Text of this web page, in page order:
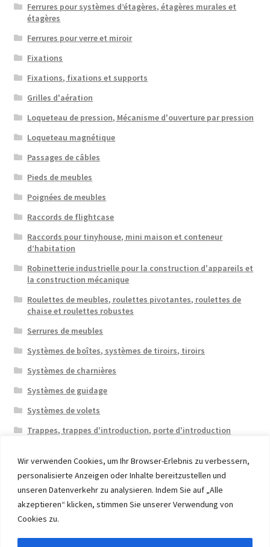
Wir verwenden Cookies, um Ihr Browser-Erlebnis zu verbessern,
personalisierte Anzeigen oder Inhalte bereitzustellen und
unseren Datenverkehr zu analysieren. Indem Sie auf „Alle
akzeptieren“ klicken, stimmen Sie unserer Verwendung von
Cookies zu.
Ferrures pour systèmes d’étagères, étagères murales et
étagères
Ferrures pour verre et miroir
Fixations
Fixations, fixations et supports
Grilles d'aération
Loqueteau de pression, Mécanisme d'ouverture par pression
Loqueteau magnétique
Passages de câbles
Pieds de meubles
Poignées de meubles
Raccords de flightcase
Raccords pour tinyhouse, mini maison et conteneur
d’habitation
Robinetterie industrielle pour la construction d'appareils et
la construction mécanique
Roulettes de meubles, roulettes pivotantes, roulettes de
chaise et roulettes robustes
Serrures de meubles
Systèmes de boîtes, systèmes de tiroirs, tiroirs
Systèmes de charnières
Systèmes de guidage
Systèmes de volets
Trappes, trappes d'introduction, porte d'introduction
© 2026 Eruon Trade UG, Germany, member of the ERUON